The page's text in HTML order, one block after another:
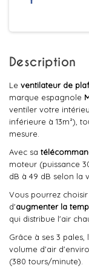
Description
Le ventilateur de
marque espagnole
ventiler votre
inférieure à 13m²),
mesure.
Avec sa
moteur (puissance
dB à 49 dB selon la
Vous pourrez
d'augmenter la
qui distribue l'air
Grâce à ses 3
volume d'air
(380 tours/minute).